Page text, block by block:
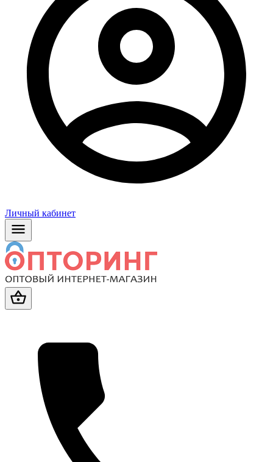
Личный кабинет